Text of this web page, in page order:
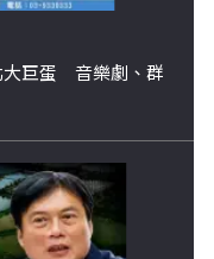
大巨蛋 音樂劇、群